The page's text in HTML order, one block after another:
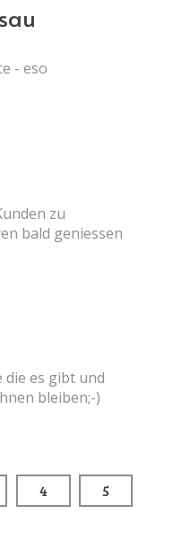
- eso
zu
bald geniessen
die es gibt und
bleiben;-)
4 5